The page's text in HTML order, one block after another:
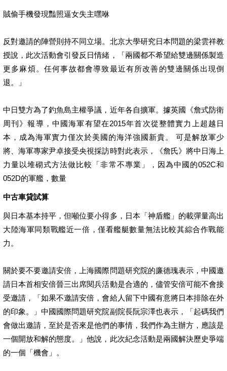
賊偷手機發現豔照逼女失主嘿咻
反對邀請的陣營則持不同立場。北京大學研究日本問題的梁雲祥教
授說，此次活動會引發反日情緒，「兩國都不希望給雙邊關係製造
更多麻煩。任何事故都會導致最近有所改善的雙邊關係出現倒
退。」
中日雙方為了釣魚島主權爭議，近年各自擴軍。據英國《詹式防衛
周刊》報導，中國海軍有望在2015年首次從整體實力上超越日
本，成為海軍實力僅次於美國的海洋強國新貴。 可是解放軍少
將、海軍專家尹卓接受央視採訪時對此表示，《詹氏》將中日海上
力量以堆砌式方法做比較「非常不專業」，因為中國的052C和
052D的軍艦，數量
中古車貸試算
與日本基本持平，但噸位要小得多，日本「神盾艦」的載彈量高出
大陸海軍同類戰艦近一倍，僅看艦艇數量無法比較其綜合作戰能
力。
關於要不要邀請安倍，上海國際問題研究院的廉德瑰表示，中國邀
請日本首相安倍晉三出席閱兵活動是合適的，儘管安倍可能不會接
受邀請，「如果不邀請安倍，會給人留下中國有意將日本排除在外
的印象。」中國國際問題研究院副院長阮宗澤也表示，「起碼我們
會做出邀請，至於是否來是他們的事情，我們作為主辦方，應該是
一個開放和解的態度。」他說，此次紀念活動是兩國解決歷史爭端
的一個「機會」。